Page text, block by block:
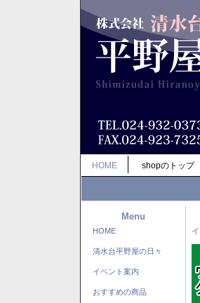
HOME shopのトップ
Menu
HOME
清水台平野屋の日々
イベント案内
おすすめの商品